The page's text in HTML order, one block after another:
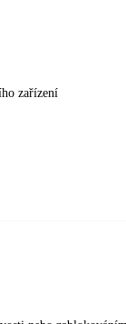
zařízení